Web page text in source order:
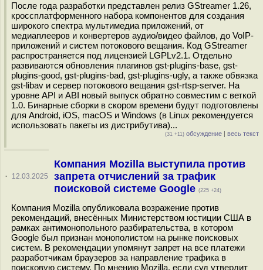
После года разработки представлен релиз GStreamer 1.26,
кроссплатформенного набора компонентов для создания
широкого спектра мультимедиа приложений, от
медиаплееров и конвертеров аудио/видео файлов, до VoIP-
приложений и систем потокового вещания. Код GStreamer
распространяется под лицензией LGPLv2.1. Отдельно
развиваются обновления плагинов gst-plugins-base, gst-
plugins-good, gst-plugins-bad, gst-plugins-ugly, а также обвязка
gst-libav и сервер потокового вещания gst-rtsp-server. На
уровне API и ABI новый выпуск обратно совместим с веткой
1.0. Бинарные сборки в скором времени будут подготовлены
для Android, iOS, macOS и Windows (в Linux рекомендуется
использовать пакеты из дистрибутива)...
(31 +11) обсуждение | весь текст
· 12.03.2025
Компания Mozilla выступила против
запрета отчислений за трафик
поисковой системе Google (225 +24)
Компания Mozilla опубликовала возражение против
рекомендаций, внесённых Министерством юстиции США в
рамках антимонопольного разбирательства, в котором
Google был признан монополистом на рынке поисковых
систем. В рекомендации упомянут запрет на все платежи
разработчикам браузеров за направление трафика в
поисковую систему. По мнению Mozilla, если суд утвердит